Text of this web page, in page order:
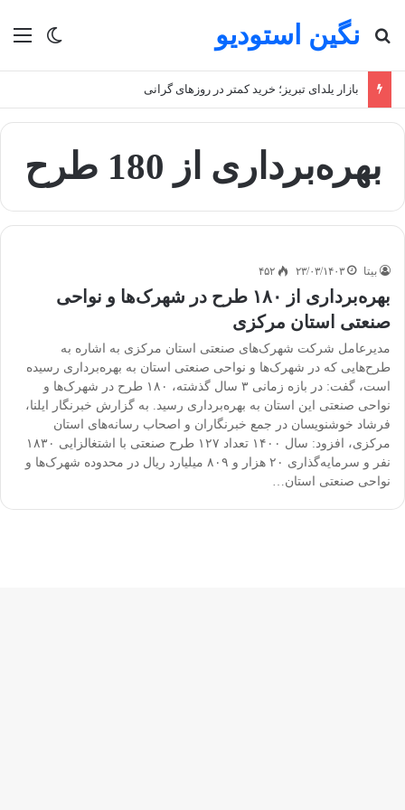
تغییر نگین استودیو
جستجو برای
بازار یلدای تبریز؛ خرید کمتر در روزهای گرانی
بهره‌برداری از 180 طرح
بیتا ۲۳/۰۳/۱۴۰۳ ۴۵۲
بهره‌برداری از ۱۸۰ طرح در شهرک‌ها و نواحی
صنعتی استان مرکزی
مدیرعامل شرکت شهرک‌های صنعتی استان مرکزی به اشاره به
طرح‌هایی که در شهرک‌ها و نواحی صنعتی استان به بهره‌برداری رسیده
است، گفت: در بازه زمانی ۳ سال گذشته، ۱۸۰ طرح در شهرک‌ها و
نواحی صنعتی این استان به بهره‌برداری رسید. به گزارش خبرنگار ایلنا،
فرشاد خوشنویسان در جمع خبرنگاران و اصحاب رسانه‌های استان
مرکزی، افزود: سال ۱۴۰۰ تعداد ۱۲۷ طرح صنعتی با اشتغالزایی ۱۸۳۰
نفر و سرمایه‌گذاری ۲۰ هزار و ۸۰۹ میلیارد ریال در محدوده شهرک‌ها و
نواحی صنعتی استان…